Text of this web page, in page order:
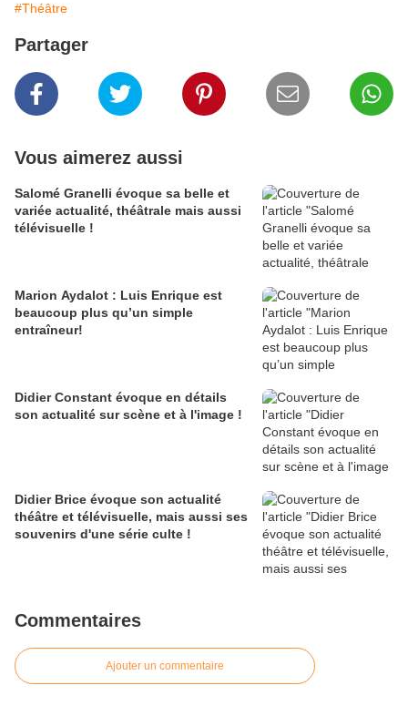
#Théâtre
Partager
Vous aimerez aussi
Salomé Granelli évoque sa belle et
variée actualité, théâtrale mais aussi
télévisuelle !
Marion Aydalot : Luis Enrique est
beaucoup plus qu’un simple
entraîneur!
Didier Constant évoque en détails
son actualité sur scène et à l'image !
Didier Brice évoque son actualité
théâtre et télévisuelle, mais aussi ses
souvenirs d'une série culte !
Commentaires
Ajouter un commentaire